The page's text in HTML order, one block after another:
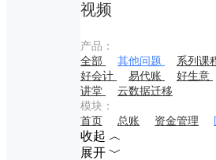
视频
产品：
全部
其他问题 系列课
好会计
易代账 好生意
讲堂
云数据迁移
模块：
首页
总账 资金管理
收起 ︿
展开 ﹀